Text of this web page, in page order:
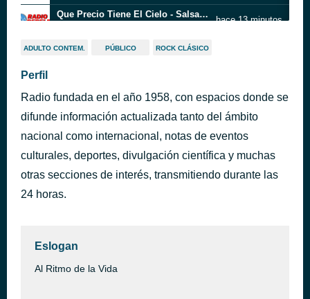
Que Precio Tiene El Cielo - Salsa Version
hace 13 minutos
Chico Caramelo
Agua Mala
David Calzado y su Charanga Habanera
Fall In Love
hace 30 minutos
ADULTO CONTEM. PÚBLICO ROCK CLÁSICO
Perfil
Radio fundada en el año 1958, con espacios donde se
difunde información actualizada tanto del ámbito
nacional como internacional, notas de eventos
culturales, deportes, divulgación científica y muchas
otras secciones de interés, transmitiendo durante las
24 horas.
Eslogan
Al Ritmo de la Vida